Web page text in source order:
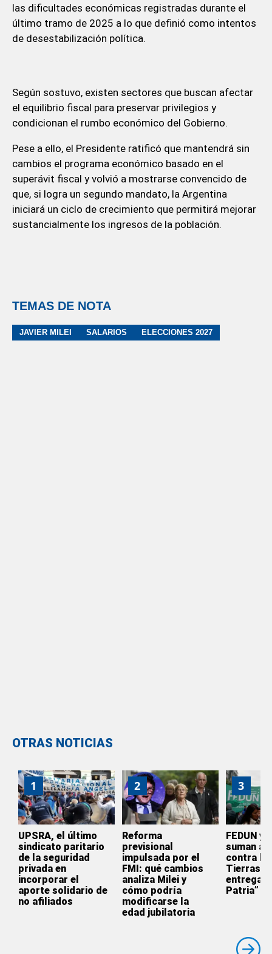
las dificultades económicas registradas durante el
último tramo de 2025 a lo que definió como intentos
de desestabilización política.
Según sostuvo, existen sectores que buscan afectar
el equilibrio fiscal para preservar privilegios y
condicionan el rumbo económico del Gobierno.
Pese a ello, el Presidente ratificó que mantendrá sin
cambios el programa económico basado en el
superávit fiscal y volvió a mostrarse convencido de
que, si logra un segundo mandato, la Argentina
iniciará un ciclo de crecimiento que permitirá mejorar
sustancialmente los ingresos de la población.
TEMAS DE NOTA
JAVIER MILEI SALARIOS ELECCIONES 2027
OTRAS NOTICIAS
1
UPSRA, el último
sindicato paritario
de la seguridad
privada en
incorporar el
aporte solidario de
no afiliados
2
Reforma
previsional
impulsada por el
FMI: qué cambios
analiza Milei y
cómo podría
modificarse la
edad jubilatoria
3
FEDUN y
suman a
contra la
Tierras:
entrega
Patria”